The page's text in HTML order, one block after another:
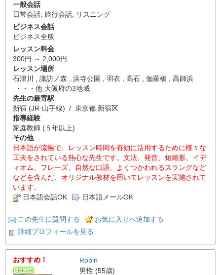
一般会話
日常会話, 旅行会話, リスニング
ビジネス会話
ビジネス全般
レッスン料金
300円 ～ 2,000円
レッスン場所
石津川 , 諏訪ノ森 , 浜寺公園 , 羽衣 , 高石 , 伽羅橋 , 高師浜
・・・他 大阪府の3地域
先生の最寄駅
新宿 (JR-山手線) / 東京都 新宿区
指導経験
家庭教師 (５年以上)
その他
日本語が流暢で、レッスン時間を有効に活用するために様々な
工夫をされている熱心な先生です。文法、発音、短縮形、イデ
ィオム、フレーズ、自然な口語、よくつかわれるスラングなど
などを含んだ、オリジナル教材を用いてレッスンを実施されて
います。
日本語会話OK
日本語メールOK
この先生に質問する
お気に入りへ追加する
詳細プロフィールを見る
おすすめ！
Robin
男性 (55歳)